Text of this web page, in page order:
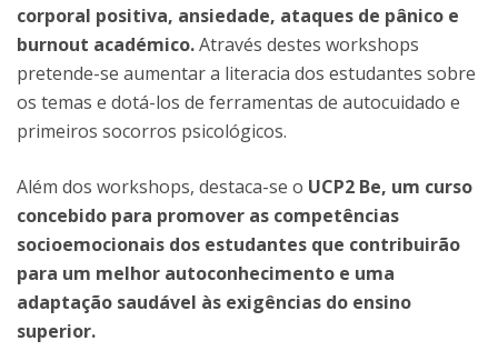
corporal positiva, ansiedade, ataques de pânico e
burnout académico.Através destes workshops
pretende-se aumentar a literacia dos estudantes sobre
os temas e dotá-los de ferramentas de autocuidado e
primeiros socorros psicológicos.
Além dos workshops, destaca-se o UCP2 Be, um curso
concebido para promover as competências
socioemocionais dos estudantes que contribuirão
para um melhor autoconhecimento e uma
adaptação saudável às exigências do ensino
superior.